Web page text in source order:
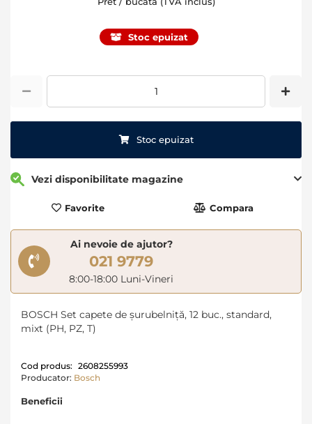
Stoc epuizat
Stoc epuizat
Vezi disponibilitate magazine
Favorite Compara
Ai nevoie de ajutor?
021 9779
8:00-18:00 Luni-Vineri
BOSCH Set capete de şurubelniţă, 12 buc., standard,
mixt (PH, PZ, T)
Cod produs: 2608255993
Producator: Bosch
Beneficii